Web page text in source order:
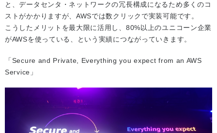
と、データセンタ・ネットワークの冗長構成になるため多くのコ
ストがかかりますが、AWSでは数クリックで実装可能です。
こうしたメリットを最大限に活用し、80%以上のユニコーン企業
がAWSを使っている、という実績につながっていきます。
「Secure and Private, Everything you expect from an AWS
Service」